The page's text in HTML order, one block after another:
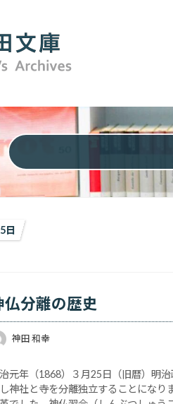
日
仏分離の歴史
神田 和幸
元年（1868）３月25日（旧暦）明
神社と寺を分離独立することにな